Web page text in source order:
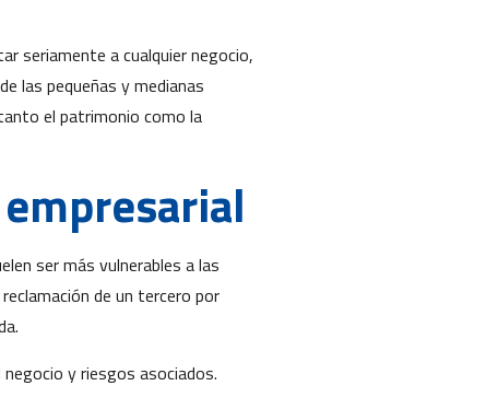
seriamente a cualquier negocio,
las pequeñas y medianas
el patrimonio como la
ser más vulnerables a las
de un tercero por
y riesgos asociados.